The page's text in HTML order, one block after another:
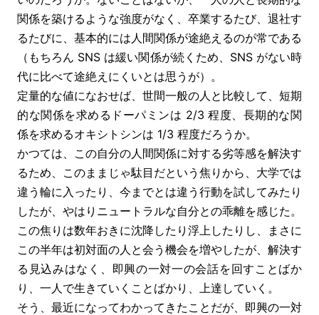
関係を築けるような強度がなく、卒業するたび、退社す
るたびに、基本的には人間関係が途絶えるのが常である
（もちろん SNS は緩い関係が続くため、SNS がない時
代に比べて途絶えにくいとは思うが）。
定量的な値になおせば、世間一般の人と比較して、短期
的な関係を求めるドーパミンは 2/3 程度、長期的な関
係を求めるオキシトシンは 1/3 程度だろうか。
かつては、この自分の人間関係に対する劣等感を解決す
るため、このままじゃ駄目だという焦りから、大学では
違う輪に入ったり、今までとは違う行動を試してみたり
したが、やはりニュートラルな自分との乖離を感じた。
この焦りは数年おきに沈降したり浮上したりし、まさに
この半年は初対面の人と会う機会を増やしたが、解決す
る見込みはなく、即興の一対一の会話を回すことばか
り、一人で生きていくことばかり、上達していく。
そう、最近になってわかってきたことだが、即興の一対